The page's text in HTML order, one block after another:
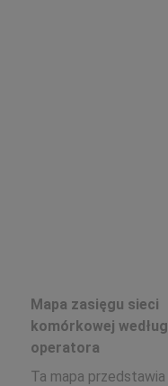
Mapa zasięgu sieci
komórkowej według
operatora
Ta mapa przedstawia